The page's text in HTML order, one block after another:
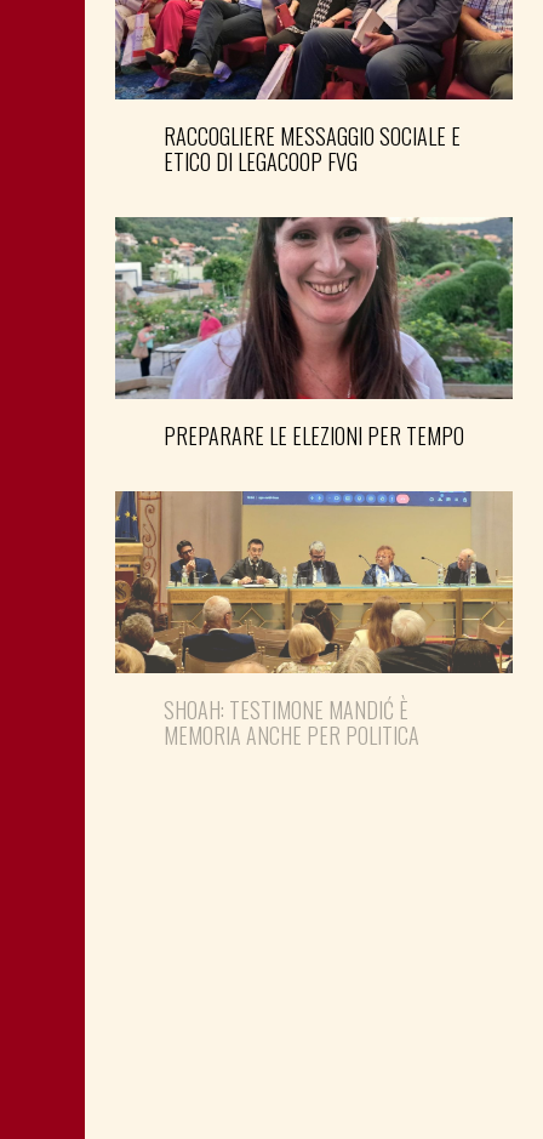
RACCOGLIERE MESSAGGIO SOCIALE E
ETICO DI LEGACOOP FVG
PREPARARE LE ELEZIONI PER TEMPO
SHOAH: TESTIMONE MANDIĆ È
MEMORIA ANCHE PER POLITICA